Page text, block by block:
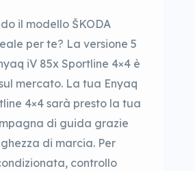
il modello ŠKODA
per te? La versione 5
iV 85x Sportline 4×4 è
mercato. La tua Enyaq
4×4 sarà presto la tua
di guida grazie
di marcia. Per
controllo